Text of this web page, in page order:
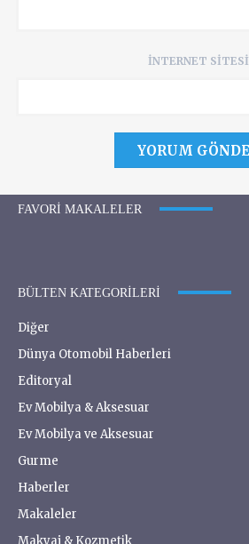
İNTERNET SITESI
FAVORI MAKALELER
BÜLTEN KATEGORILERI
Diğer
Dünya Otomobil Haberleri
Editoryal
Ev Mobilya & Aksesuar
Ev Mobilya ve Aksesuar
Gurme
Haberler
Makaleler